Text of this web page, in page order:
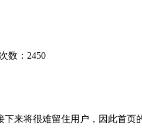
数：2450
来将很难留住用户，因此首页